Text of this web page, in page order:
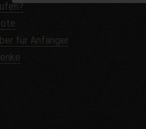
für Anfänger